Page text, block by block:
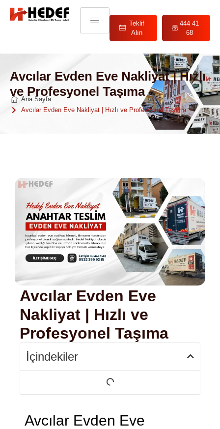
Teklif
Alın
444 41
68
Avcılar Evden Eve Nakliyat | Hızlı
ve Profesyonel Taşıma
Ana Sayfa
Avcılar Evden Eve Nakliyat | Hızlı ve Profesyonel Taşıma
Avcılar Evden Eve
Nakliyat | Hızlı ve
Profesyonel Taşıma
İçindekiler
Avcılar Evden Eve